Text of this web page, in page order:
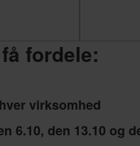
fordele:
virksomhed
6.10, den 13.10 og